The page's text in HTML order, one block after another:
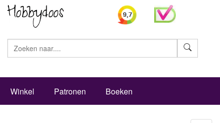
Winkel Patronen Boeken